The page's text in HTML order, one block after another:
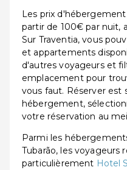
Les prix
partir de 100€ par nuit,
Sur Traventia, vous
et appartements
d'autres voyageurs et
emplacement pour
vous faut. Réserver est
hébergement,
votre réservation au
Parmi les
Tubarão, les voyageurs
particulièrement Hotel